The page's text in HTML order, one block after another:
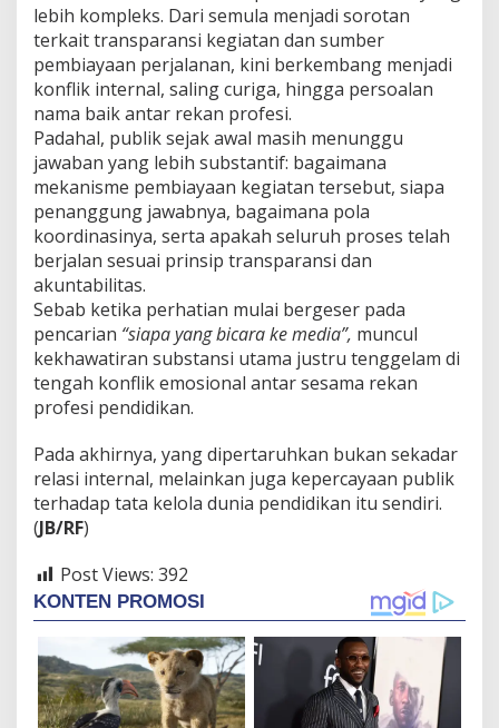
lebih kompleks. Dari semula menjadi sorotan
terkait transparansi kegiatan dan sumber
pembiayaan perjalanan, kini berkembang menjadi
konflik internal, saling curiga, hingga persoalan
nama baik antar rekan profesi.
Padahal, publik sejak awal masih menunggu
jawaban yang lebih substantif: bagaimana
mekanisme pembiayaan kegiatan tersebut, siapa
penanggung jawabnya, bagaimana pola
koordinasinya, serta apakah seluruh proses telah
berjalan sesuai prinsip transparansi dan
akuntabilitas.
Sebab ketika perhatian mulai bergeser pada
pencarian “siapa yang bicara ke media”, muncul
kekhawatiran substansi utama justru tenggelam di
tengah konflik emosional antar sesama rekan
profesi pendidikan.
Pada akhirnya, yang dipertaruhkan bukan sekadar
relasi internal, melainkan juga kepercayaan publik
terhadap tata kelola dunia pendidikan itu sendiri.
(JB/RF)
Post Views: 392